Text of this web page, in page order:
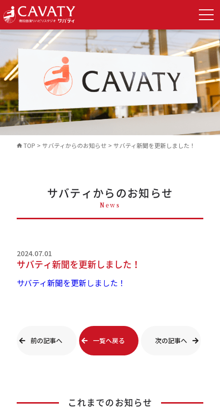
TOP > サバティからのお知らせ> サバティ新聞を更新しました！
サバティからのお知らせ
News
2024.07.01
サバティ新聞を更新しました！
サバティ新聞を更新しました！
前の記事へ 一覧へ戻る 次の記事へ
これまでのお知らせ